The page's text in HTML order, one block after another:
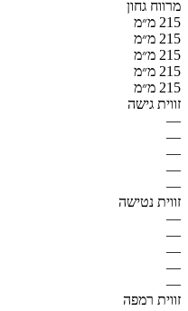
מרווח גחון
215 מ״מ
215 מ״מ
215 מ״מ
215 מ״מ
215 מ״מ
זווית גישה
—
—
—
—
—
זווית נטישה
—
—
—
—
—
זווית רמפה